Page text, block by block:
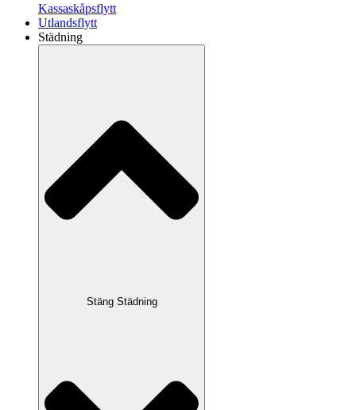
Kassaskåpsflytt
Utlandsflytt
Städning
Stäng Städning